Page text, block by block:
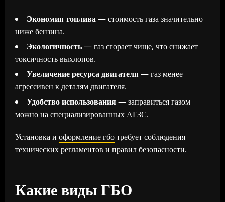
Экономия топлива— стоимость газа значительно
ниже бензина.
Экологичность— газ сгорает чище, что снижает
токсичность выхлопов.
Увеличение ресурса двигателя— газ менее
агрессивен к деталям двигателя.
Удобство использования— заправиться газом
можно на специализированных АГЗС.
Установка и оформление гботребует соблюдения
технических регламентов и правил безопасности.
Какие виды ГБО